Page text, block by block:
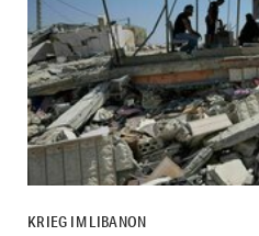
KRIEG IM LIBANON